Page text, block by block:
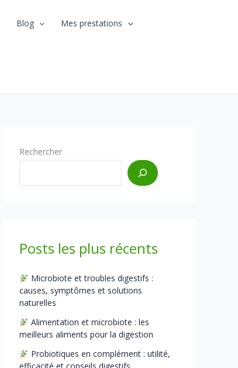
Blog Mes prestations
Rechercher
Posts les plus récents
Microbiote et troubles digestifs :
causes, symptômes et solutions
naturelles
Alimentation et microbiote : les
meilleurs aliments pour la digestion
Probiotiques en complément : utilité,